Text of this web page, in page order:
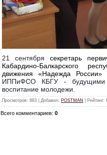
21 сентября секретарь
Кабардино-Балкарского
движения «Надежда
ИППиФСО КБГУ - будущими
воспитание молодежи.
Просмотров: 883 | Добавил: POSTMAN Рейтинг:
Всего комментариев: 0